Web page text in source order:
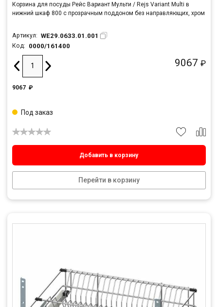
Корзина для посуды Рейс Вариант Мульти / Rejs Variant Multi в
нижний шкаф 800 с прозрачным поддоном без направляющих, хром
Артикул: WE29.0633.01.001
Код: 0000/161400
9067 ₽
9067 ₽
Добавить в корзину
Перейти в корзину
Под заказ